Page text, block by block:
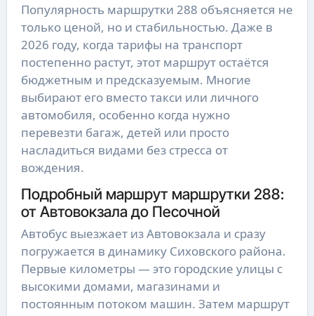
Популярность маршрутки 288 объясняется не
только ценой, но и стабильностью. Даже в
2026 году, когда тарифы на транспорт
постепенно растут, этот маршрут остаётся
бюджетным и предсказуемым. Многие
выбирают его вместо такси или личного
автомобиля, особенно когда нужно
перевезти багаж, детей или просто
насладиться видами без стресса от
вождения.
Подробный маршрут маршрутки 288:
от Автовокзала до Песочной
Автобус выезжает из Автовокзала и сразу
погружается в динамику Сиховского района.
Первые километры — это городские улицы с
высокими домами, магазинами и
постоянным потоком машин. Затем маршрут